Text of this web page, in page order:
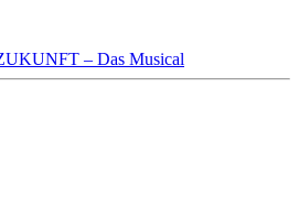
– Das Musical